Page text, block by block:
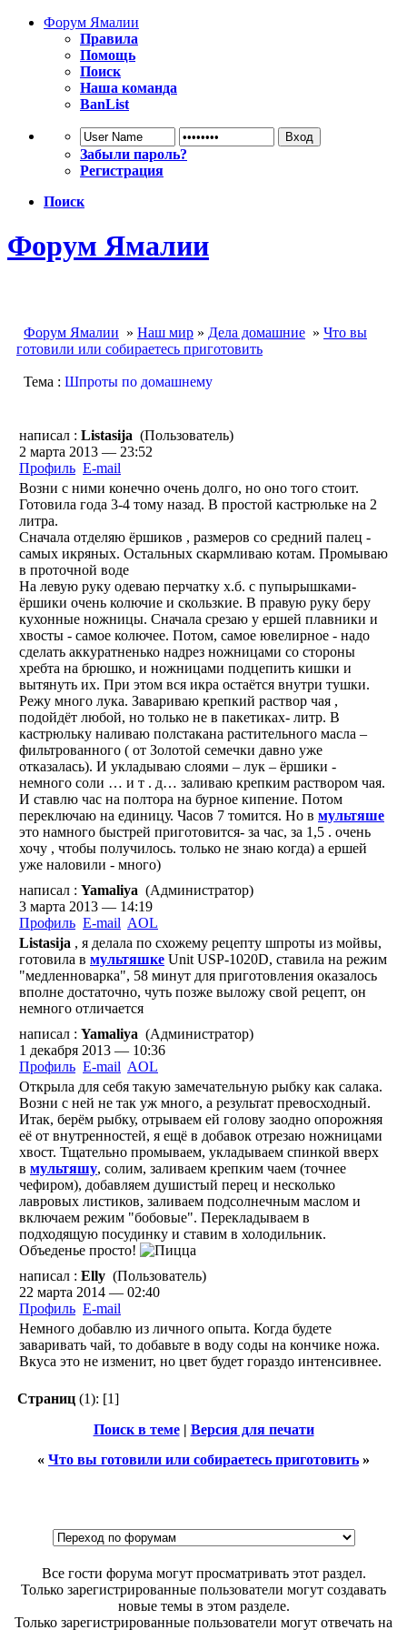
Форум Ямалии
Правила
Помощь
Поиск
Наша команда
BanList
Забыли пароль?
Регистрация
Поиск
Форум Ямалии
Форум Ямалии » Наш мир » Дела домашние » Что вы
готовили или собираетесь приготовить
Тема : Шпроты по домашнему
написал : Listasija (Пользователь)
2 марта 2013 — 23:52
Профиль E-mail
Возни с ними конечно очень долго, но оно того стоит.
Готовила года 3-4 тому назад. В простой кастрюльке на 2
литра.
Сначала отделяю ёршиков , размеров со средний палец -
самых икряных. Остальных скармливаю котам. Промываю
в проточной воде
На левую руку одеваю перчатку х.б. с пупырышками-
ёршики очень колючие и скользкие. В правую руку беру
кухонные ножницы. Сначала срезаю у ершей плавники и
хвосты - самое колючее. Потом, самое ювелирное - надо
сделать аккуратненько надрез ножницами со стороны
хребта на брюшко, и ножницами подцепить кишки и
вытянуть их. При этом вся икра остаётся внутри тушки.
Режу много лука. Завариваю крепкий раствор чая ,
подойдёт любой, но только не в пакетиках- литр. В
кастрюльку наливаю полстакана растительного масла –
фильтрованного ( от Золотой семечки давно уже
отказалась). И укладываю слоями – лук – ёршики -
немного соли … и т . д… заливаю крепким раствором чая.
И ставлю час на полтора на бурное кипение. Потом
переключаю на единицу. Часов 7 томится. Но в мультяше
это намного быстрей приготовится- за час, за 1,5 . очень
хочу , чтобы получилось. только не знаю когда) а ершей
уже наловили - много)
написал : Yamaliya (Администратор)
3 марта 2013 — 14:19
Профиль E-mail AOL
Listasija , я делала по схожему рецепту шпроты из мойвы,
готовила в мультяшке Unit USP-1020D, ставила на режим
"медленноварка", 58 минут для приготовления оказалось
вполне достаточно, чуть позже выложу свой рецепт, он
немного отличается
написал : Yamaliya (Администратор)
1 декабря 2013 — 10:36
Профиль E-mail AOL
Открыла для себя такую замечательную рыбку как салака.
Возни с ней не так уж много, а результат превосходный.
Итак, берём рыбку, отрываем ей голову заодно опорожняя
её от внутренностей, я ещё в добавок отрезаю ножницами
хвост. Тщательно промываем, укладываем спинкой вверх
в мультяшу, солим, заливаем крепким чаем (точнее
чефиром), добавляем душистый перец и несколько
лавровых листиков, заливаем подсолнечным маслом и
включаем режим "бобовые". Перекладываем в
подходящую посудинку и ставим в холодильник.
Объеденье просто!
написал : Elly (Пользователь)
22 марта 2014 — 02:40
Профиль E-mail
Немного добавлю из личного опыта. Когда будете
заваривать чай, то добавьте в воду соды на кончике ножа.
Вкуса это не изменит, но цвет будет гораздо интенсивнее.
Страниц (1): [1]
Поиск в теме| Версия для печати
« Что вы готовили или собираетесь приготовить »
Все гости форума могут просматривать этот раздел.
Только зарегистрированные пользователи могут создавать
новые темы в этом разделе.
Только зарегистрированные пользователи могут отвечать на